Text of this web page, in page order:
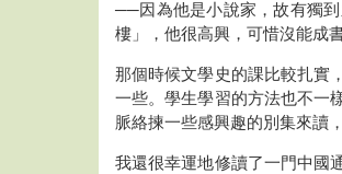
──因為他是小說家，故有獨
樓」，他很高興，可惜沒能成
那個時候文學史的課比較扎實
一些。學生學習的方法也不一
脈絡揀一些感興趣的別集來讀
我還很幸運地修讀了一門中國